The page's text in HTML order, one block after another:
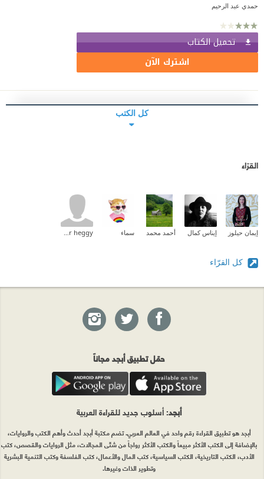
حمدي عبد الرحيم
تحميل الكتاب
اشترك الآن
كل الكتب
القرّاء
إيمان حيلوز إيناس كمال أحمد محمد سماء
كل القرّاء
حمّل تطبيق أبجد مجاناً
أبجد: أسلوب جديد للقراءة العربية
أبجد هو تطبيق القراءة رقم واحد في العالم العربي. تضم مكتبة أبجد أحدث وأهم الكتب والروايات،
بالإضافة إلى الكتب الأكثر مبيعاً والكتب الأكثر رواجاً من شتّى المجالات، مثل الروايات والقصص، كتب
الأدب، الكتب التاريخية، الكتب السياسية، كتب المال والأعمال، كتب الفلسفة وكتب التنمية البشرية
وتطوير الذات وغيرها.